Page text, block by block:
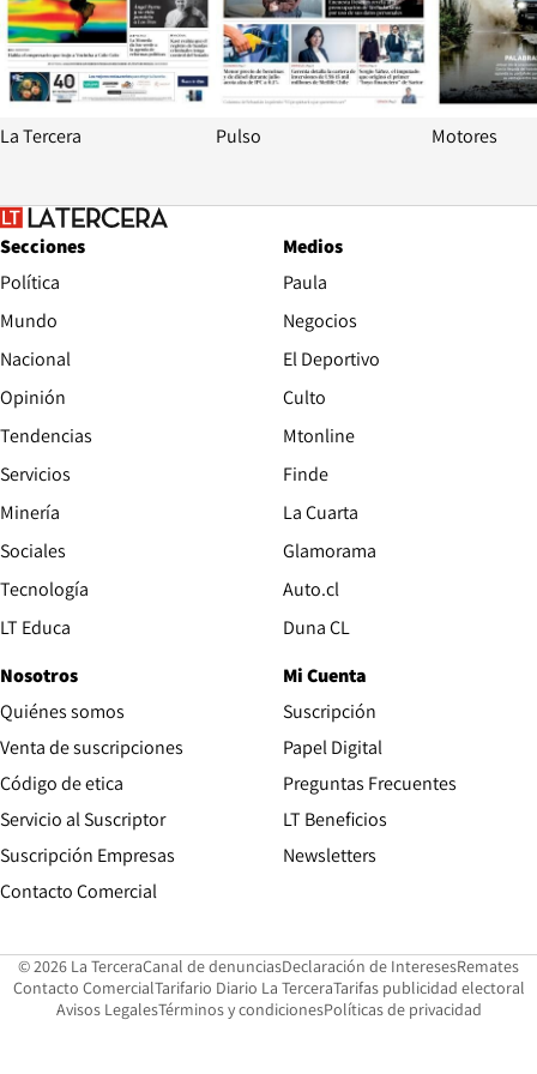
La Tercera Pulso Motores
Secciones
Política
Mundo
Nacional
Opinión
Tendencias
Servicios
Minería
Sociales
Tecnología
LT Educa
Medios
Paula
Negocios
El Deportivo
Culto
Mtonline
Finde
La Cuarta
Glamorama
Auto.clOpens in new window
Duna CLOpens in new window
Nosotros
Quiénes somos
Venta de suscripciones
Código de etica Opens in new window
Servicio al Suscriptor
Suscripción Empresas
Contacto ComercialOpens in new window
Mi Cuenta
Suscripción
Papel DigitalOpens in new
Preguntas Frecuentes
LT Beneficios
Newsletters
© 2026 La TerceraCanal de denunciasOpens in new window
Declaración de InteresesOpens in
Remates
Contacto ComercialOpens in new window
Tarifario Diario La TerceraOpens in new window
Tarifas publicidad electoral
Avisos LegalesOpens in new window
Términos y condicionesPolíticas de privacidad